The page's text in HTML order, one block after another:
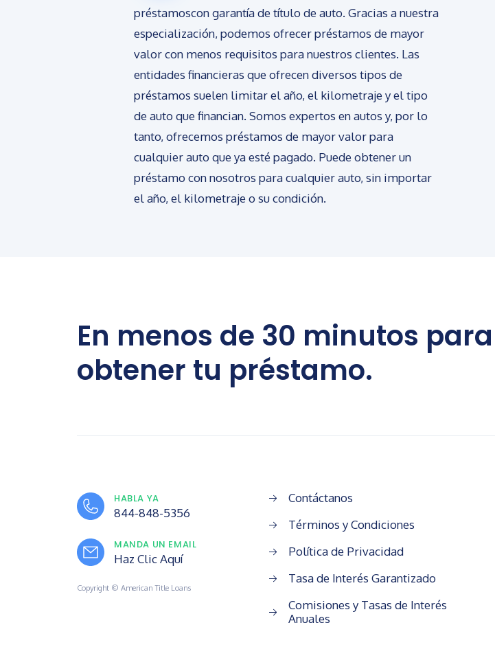
préstamoscon garantía de título de auto. Gracias a nuestra
especialización, podemos ofrecer préstamos de mayor
valor con menos requisitos para nuestros clientes. Las
entidades financieras que ofrecen diversos tipos de
préstamos suelen limitar el año, el kilometraje y el tipo
de auto que financian. Somos expertos en autos y, por lo
tanto, ofrecemos préstamos de mayor valor para
cualquier auto que ya esté pagado. Puede obtener un
préstamo con nosotros para cualquier auto, sin importar
el año, el kilometraje o su condición.
En menos de 30 minutos para
obtener tu préstamo.
HABLA YA
844-848-5356
MANDA UN EMAIL
Haz Clic Aquí
Copyright © American Title Loans
Contáctanos
Términos y Condiciones
Política de Privacidad
Tasa de Interés Garantizado
Comisiones y Tasas de Interés
Anuales